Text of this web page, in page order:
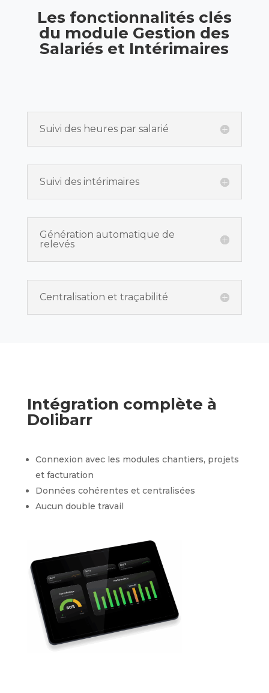
Les fonctionnalités clés
du module Gestion des
Salariés et Intérimaires
Suivi des heures par salarié
Suivi des intérimaires
Génération automatique de
relevés
Centralisation et traçabilité
Intégration complète à
Dolibarr
Connexion avec les modules chantiers, projets
et facturation
Données cohérentes et centralisées
Aucun double travail